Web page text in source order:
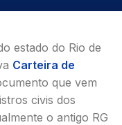
estado do Rio de
Carteira de
que vem
civis dos
o antigo RG